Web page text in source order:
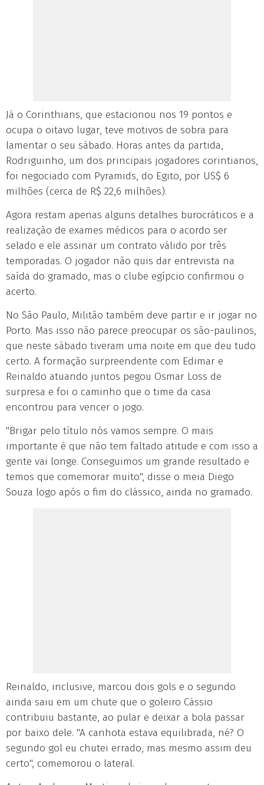
Já o Corinthians, que estacionou nos 19 pontos e
ocupa o oitavo lugar, teve motivos de sobra para
lamentar o seu sábado. Horas antes da partida,
Rodriguinho, um dos principais jogadores corintianos,
foi negociado com Pyramids, do Egito, por US$ 6
milhões (cerca de R$ 22,6 milhões).
Agora restam apenas alguns detalhes burocráticos e a
realização de exames médicos para o acordo ser
selado e ele assinar um contrato válido por três
temporadas. O jogador não quis dar entrevista na
saída do gramado, mas o clube egípcio confirmou o
acerto.
No São Paulo, Militão também deve partir e ir jogar no
Porto. Mas isso não parece preocupar os são-paulinos,
que neste sábado tiveram uma noite em que deu tudo
certo. A formação surpreendente com Edimar e
Reinaldo atuando juntos pegou Osmar Loss de
surpresa e foi o caminho que o time da casa
encontrou para vencer o jogo.
"Brigar pelo título nós vamos sempre. O mais
importante é que não tem faltado atitude e com isso a
gente vai longe. Conseguimos um grande resultado e
temos que comemorar muito", disse o meia Diego
Souza logo após o fim do clássico, ainda no gramado.
Reinaldo, inclusive, marcou dois gols e o segundo
ainda saiu em um chute que o goleiro Cássio
contribuiu bastante, ao pular e deixar a bola passar
por baixo dele. "A canhota estava equilibrada, né? O
segundo gol eu chutei errado, mas mesmo assim deu
certo", comemorou o lateral.